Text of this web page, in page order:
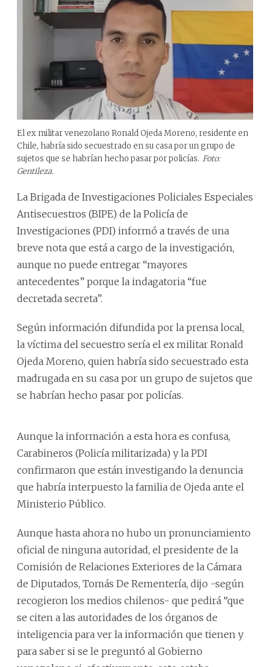
El ex militar venezolano Ronald Ojeda Moreno, residente en
Chile, habría sido secuestrado en su casa por un grupo de
sujetos que se habrían hecho pasar por policías. Foto:
Gentileza.
La Brigada de Investigaciones Policiales Especiales
Antisecuestros (BIPE) de la Policía de
Investigaciones (PDI) informó a través de una
breve nota que está a cargo de la investigación,
aunque no puede entregar “mayores
antecedentes” porque la indagatoria “fue
decretada secreta”.
Según información difundida por la prensa local,
la víctima del secuestro sería el ex militar Ronald
Ojeda Moreno, quien habría sido secuestrado esta
madrugada en su casa por un grupo de sujetos que
se habrían hecho pasar por policías.
Aunque la información a esta hora es confusa,
Carabineros (Policía militarizada) y la PDI
confirmaron que están investigando la denuncia
que habría interpuesto la familia de Ojeda ante el
Ministerio Público.
Aunque hasta ahora no hubo un pronunciamiento
oficial de ninguna autoridad, el presidente de la
Comisión de Relaciones Exteriores de la Cámara
de Diputados, Tomás De Rementería, dijo -según
recogieron los medios chilenos- que pedirá “que
se citen a las autoridades de los órganos de
inteligencia para ver la información que tienen y
para saber si se le preguntó al Gobierno